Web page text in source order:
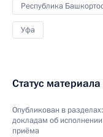
Республика
Уфа
Статус материала
Опубликован в разделах:
докладам об
приёма